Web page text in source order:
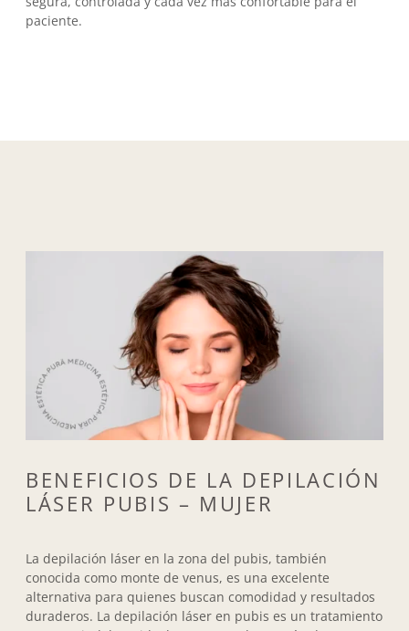
paciente.
BENEFICIOS DE LA DEPILACIÓN
LÁSER PUBIS – MUJER
La depilación láser en la zona del pubis, también
conocida como monte de venus, es una excelente
alternativa para quienes buscan comodidad y resultados
duraderos. La depilación láser en pubis es un tratamiento